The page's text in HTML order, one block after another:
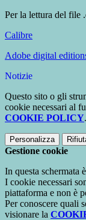
Per la lettura del file
Calibre
Adobe digital
Notizie
Questo sito o gli
cookie necessari al
COOKIE POLICY.
Personalizza
Gestione cookie
In questa schermata
I cookie necessari
piattaforma e non è
Per conoscere quali
visionare la